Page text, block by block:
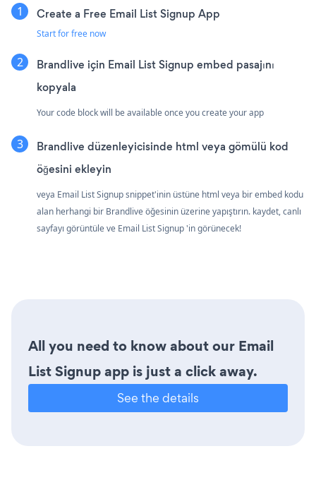
Create a Free Email List Signup App
Start for free now
Brandlive için Email List Signup embed pasajını
kopyala
Your code block will be available once you create your app
Brandlive düzenleyicisinde html veya gömülü kod
öğesini ekleyin
veya Email List Signup snippet'inin üstüne html veya bir embed kodu
alan herhangi bir Brandlive öğesinin üzerine yapıştırın. kaydet, canlı
sayfayı görüntüle ve Email List Signup 'in görünecek!
All you need to know about our Email
List Signup app is just a click away.
See the details